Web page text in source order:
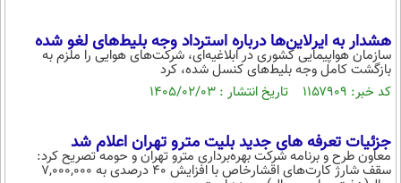
هشدار به ایرلاین‌ها درباره استرداد وجه بلیط‌های لغو شده
سازمان هواپیمایی کشوری در ابلاغیه‌ای، شرکت‌های هوایی را ملزم به
بازگشت کامل وجه بلیط‌های کنسل شده، کرد
کد خبر: ۱۱۵۷۹۰۹ تاریخ انتشار : ۱۴۰۵/۰۲/۰۳
جزئیات تعرفه های جدید بلیت مترو تهران اعلام شد
معاون طرح و برنامه شرکت بهره‌برداری مترو تهران و حومه تصریح کرد:
سقف شارژ کارت‌های اقشارخاص با افزایش ۴۰ درصدی به ۷,۰۰۰,۰۰۰